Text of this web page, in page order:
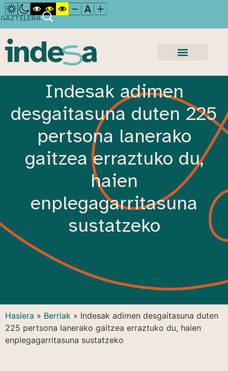
GAZTELERA
Indesak adimen
desgaitasuna duten 225
pertsona lanerako
gaitzea erraztuko du,
haien
enplegagarritasuna
sustatzeko
Hasiera » Berriak » Indesak adimen desgaitasuna duten
225 pertsona lanerako gaitzea erraztuko du, haien
enplegagarritasuna sustatzeko